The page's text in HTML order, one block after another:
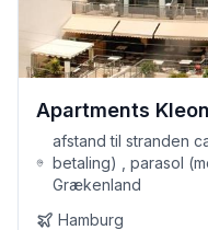
Apartments
afstand til stranden
betaling) , parasol
Grækenland
Hamburg